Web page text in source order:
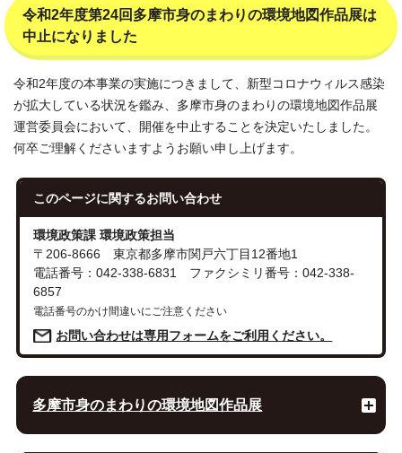
令和2年度第24回多摩市身のまわりの環境地図作品展は
中止になりました
令和2年度の本事業の実施につきまして、新型コロナウィルス感染
が拡大している状況を鑑み、多摩市身のまわりの環境地図作品展
運営委員会において、開催を中止することを決定いたしました。
何卒ご理解くださいますようお願い申し上げます。
このページに関するお問い合わせ
環境政策課 環境政策担当
〒206-8666 東京都多摩市関戸六丁目12番地1
電話番号：042-338-6831 ファクシミリ番号：042-338-
6857
電話番号のかけ間違いにご注意ください
お問い合わせは専用フォームをご利用ください。
多摩市身のまわりの環境地図作品展